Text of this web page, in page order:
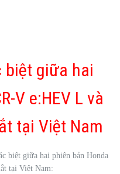
biệt giữa hai
V e:HEV L và
tại Việt Nam
biệt giữa hai phiên bản Honda
tại Việt Nam: